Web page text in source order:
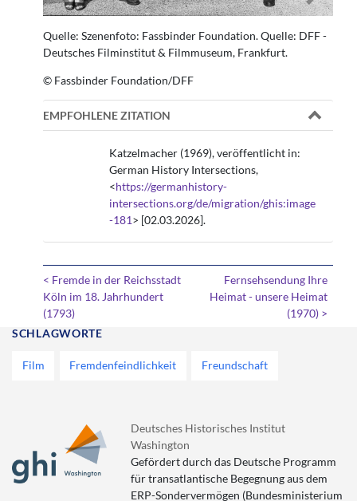
Zurück
Weiter
Quelle: Szenenfoto: Fassbinder Foundation. Quelle: DFF -
Deutsches Filminstitut & Filmmuseum, Frankfurt.
© Fassbinder Foundation/DFF
EMPFOHLENE ZITATION
Katzelmacher (1969), veröffentlicht in:
German History Intersections,
<https://germanhistory-
intersections.org/de/migration/ghis:image
-181> [02.03.2026].
< Fremde in der Reichsstadt
Köln im 18. Jahrhundert
(1793)
Fernsehsendung Ihre
Heimat - unsere Heimat
(1970) >
SCHLAGWORTE
Film Fremdenfeindlichkeit Freundschaft
Deutsches Historisches Institut
Washington
Gefördert durch das Deutsche Programm
für transatlantische Begegnung aus dem
ERP-Sondervermögen (Bundesministerium